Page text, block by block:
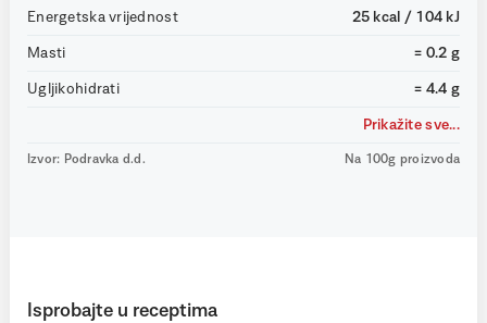
Energetska vrijednost 25 kcal / 104 kJ
Masti = 0.2 g
Ugljikohidrati = 4.4 g
Prikažite sve...
Izvor: Podravka d.d. Na 100g proizvoda
Isprobajte u receptima